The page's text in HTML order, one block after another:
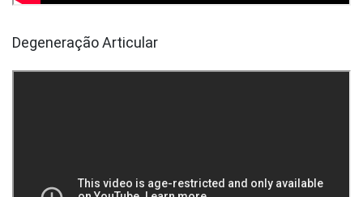
Degeneração Articular